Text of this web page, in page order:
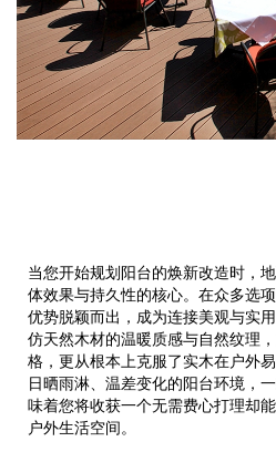
当您开始规划阳台的焕新改造时，
体效果与持久性的核心。在众多选
优势脱颖而出，成为连接美观与实
仿天然木材的温暖质感与自然纹理
格，更从根本上克服了实木在户外
日晒雨淋、温差变化的阳台环境，
味着您将收获一个无需费心打理却
户外生活空间。